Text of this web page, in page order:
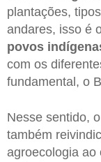
plantações,
andares, isso é
povos
com os
fundamental, o
Nesse sentido, o
também
agroecologia ao